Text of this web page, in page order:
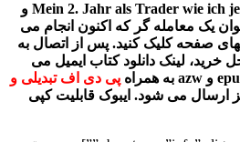
برای دانلود کتاب Mein 2. Jahr als Trader wie ich jetzt handle و
به عنوان یک معامله گر که اکنون انجام می
صفحه کلیک کنید. پس از اتصال به
خرید، لینک دانلودکتاب ایمیل می
پی دی اف تبدیلی و
ارسال می شود. ایبوک قابلیت کپی